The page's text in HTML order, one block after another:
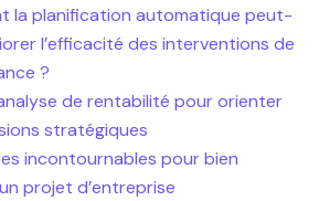
la planification automatique peut-
l’efficacité des interventions de
?
de rentabilité pour orienter
stratégiques
incontournables pour bien
projet d’entreprise